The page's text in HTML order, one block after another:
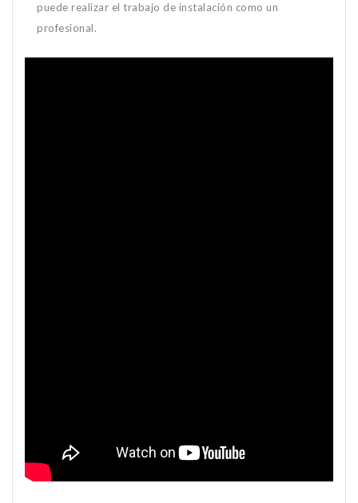
puede realizar el trabajo de instalación como un
profesional.